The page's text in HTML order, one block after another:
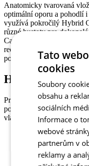
Anatomicky tvarovaná
optimální oporu a pohodlí
využívá pokročilý Hybrid
různé hustoty pro
Carbonium Flash, ten
recyklovaných vláken,
pokožky.
Hlavní materiál
Prvotřídní látka italské
poskytuje svalovou
vlastnosti zajišťují těsné
Složení: 80%
Gramáž: 200g/m2
Tato
cookies
Soubory
obsahu a
sociálních
Informace o
webové
partnerům v
reklamy a